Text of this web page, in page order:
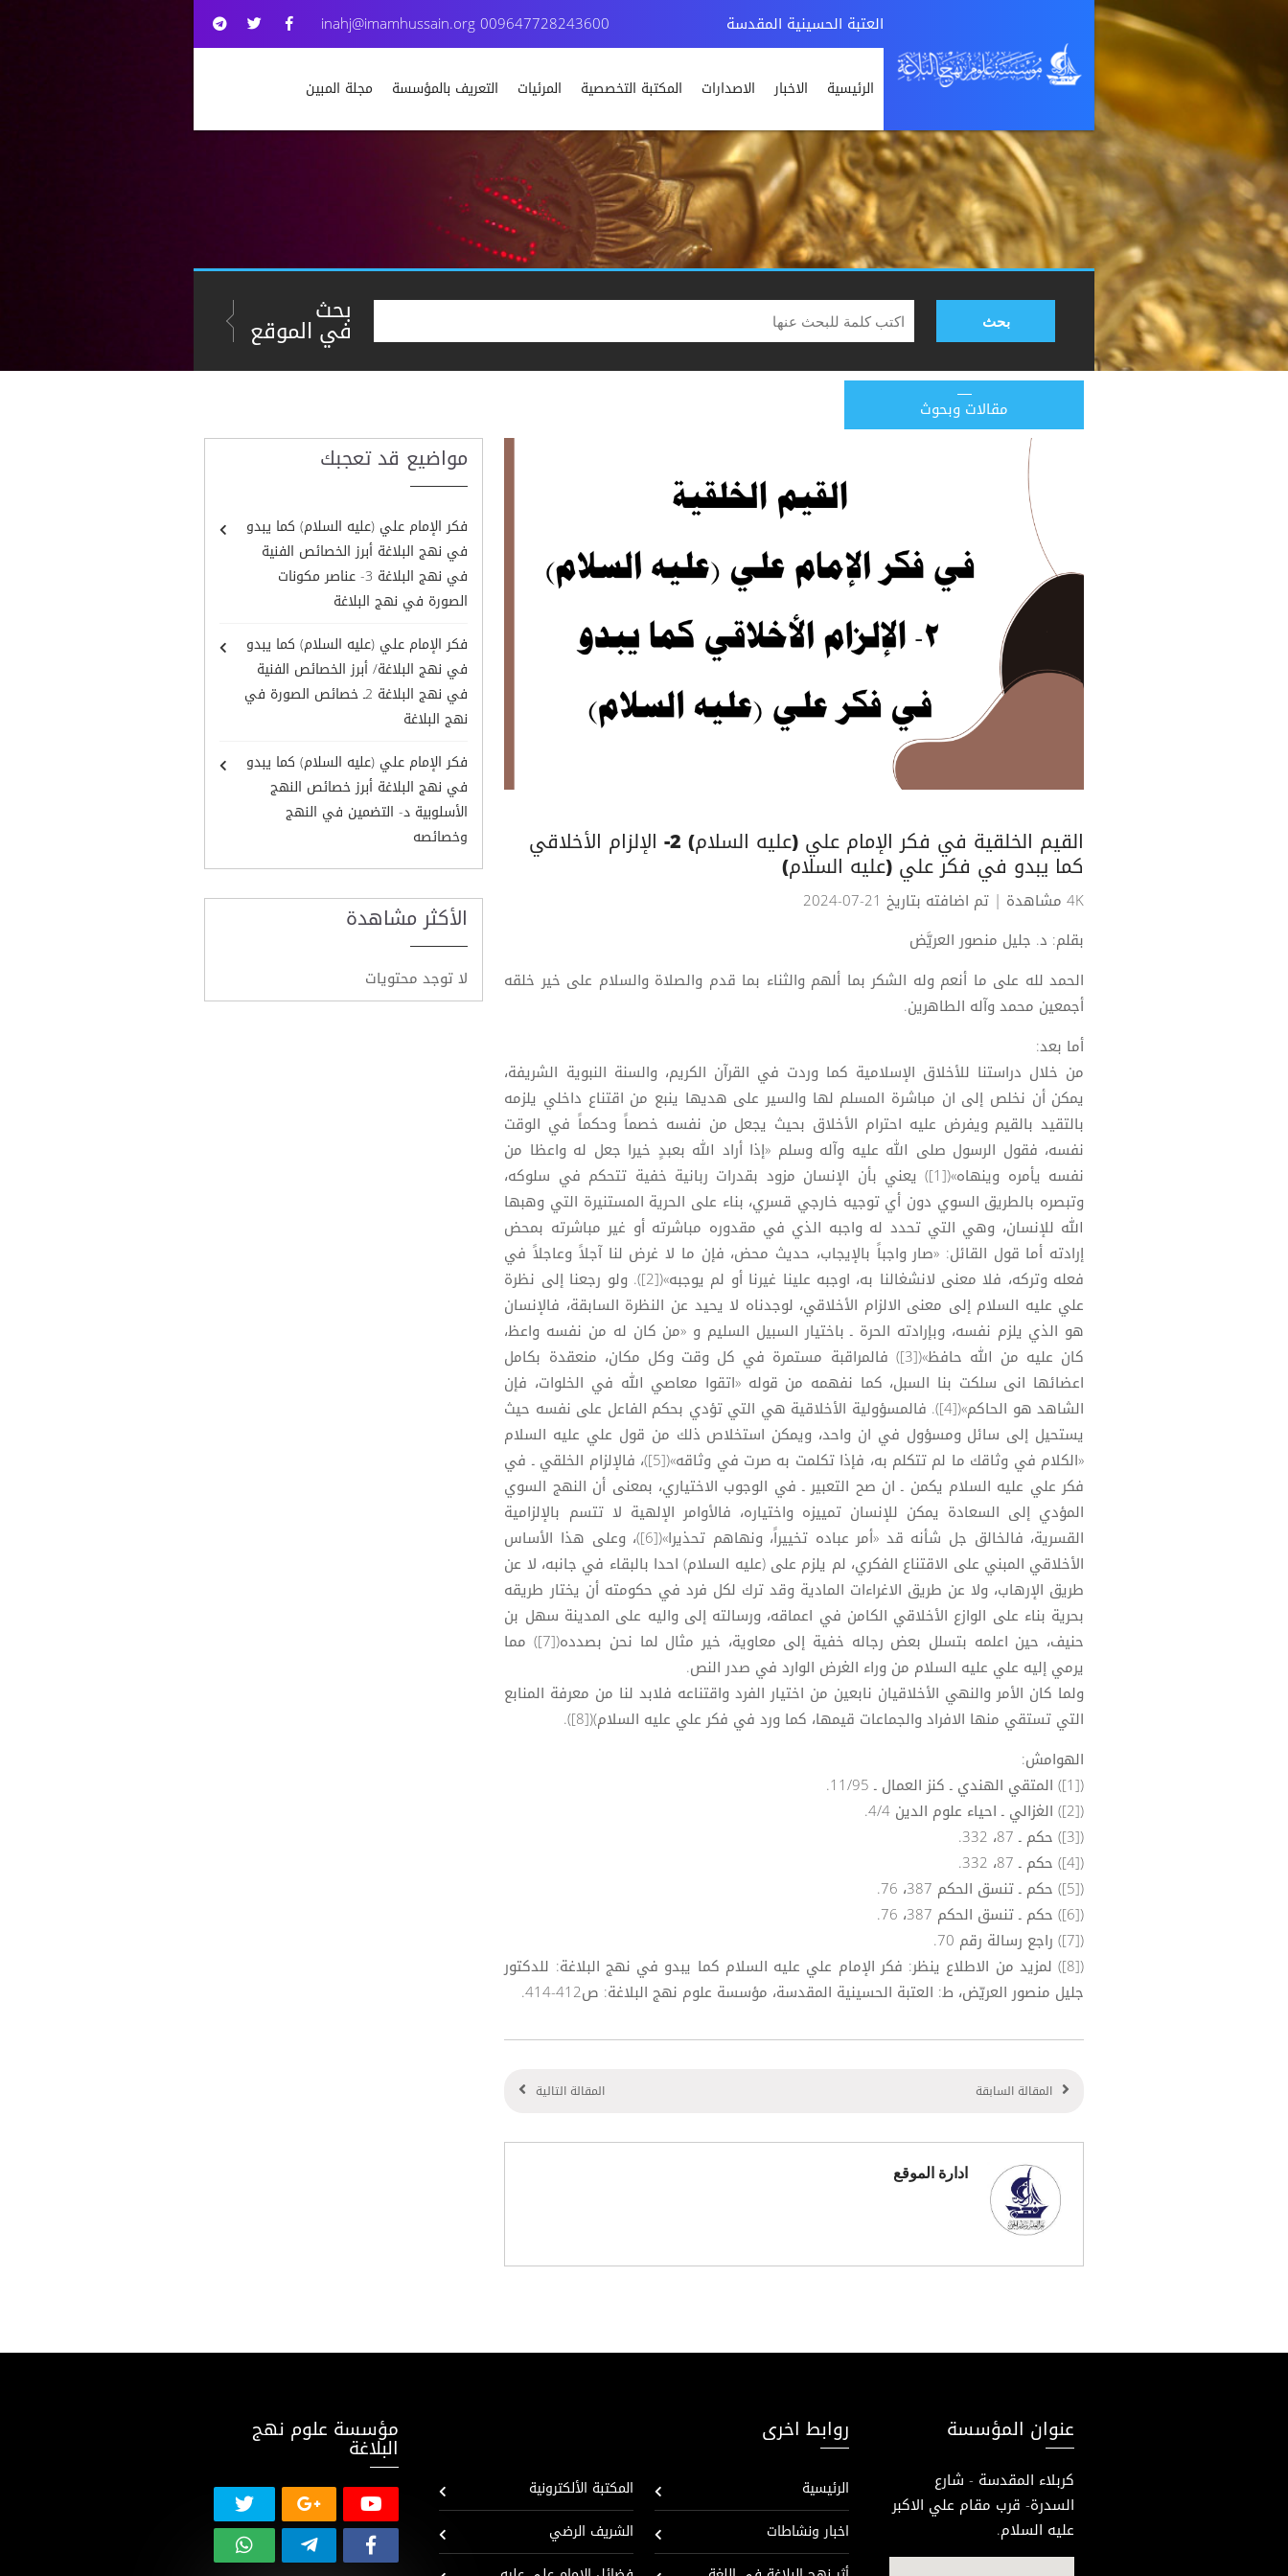
العتبة الحسينية المقدسة 009647728243600
inahj@imamhussain.org
الرئيسية الاخبار الاصدارات المكتبة التخصصية المرئيات التعريف بالمؤسسة مجلة المبين
بحث بحث
في الموقع
مقالات وبحوث
القيم الخلقية في فكر الإمام علي (عليه السلام) 2- الإلزام الأخلاقي
كما يبدو في فكر علي (عليه السلام)
4K مشاهدة
| تم اضافته بتاريخ 21-07-2024
بقلم: د. جليل منصور العريَّض
الحمد لله على ما أنعم وله الشكر بما ألهم والثناء بما قدم والصلاة والسلام على خير خلقه
أجمعين محمد وآله الطاهرين.
أما بعد:
من خلال دراستنا للأخلاق الإسلامية كما وردت في القرآن الكريم، والسنة النبوية الشريفة،
يمكن أن نخلص إلى ان مباشرة المسلم لها والسير على هديها ينبع من اقتناع داخلي يلزمه
بالتقيد بالقيم ويفرض عليه احترام الأخلاق بحيث يجعل من نفسه خصماً وحكماً في الوقت
نفسه، فقول الرسول صلى الله عليه وآله وسلم «إذا أراد الله بعبدٍ خيرا جعل له واعظا من
نفسه يأمره وينهاه»([1]) يعني بأن الإنسان مزود بقدرات ربانية خفية تتحكم في سلوكه،
وتبصره بالطريق السوي دون أي توجيه خارجي قسري، بناء على الحرية المستنيرة التي وهبها
الله للإنسان، وهي التي تحدد له واجبه الذي في مقدوره مباشرته أو غير مباشرته بمحض
إرادته أما قول القائل: «صار واجباً بالإيجاب، حديث محض، فإن ما لا غرض لنا آجلاً وعاجلاً في
فعله وتركه، فلا معنى لانشغالنا به، اوجبه علينا غيرنا أو لم يوجبه»([2]). ولو رجعنا إلى نظرة
علي عليه السلام إلى معنى الالزام الأخلاقي، لوجدناه لا يحيد عن النظرة السابقة، فالإنسان
هو الذي يلزم نفسه، وبإرادته الحرة ـ باختيار السبيل السليم و «من كان له من نفسه واعظ،
كان عليه من الله حافظ»([3]) فالمراقبة مستمرة في كل وقت وكل مكان، منعقدة بكامل
اعضائها انى سلكت بنا السبل، كما نفهمه من قوله «اتقوا معاصي الله في الخلوات، فإن
الشاهد هو الحاكم»([4]). فالمسؤولية الأخلاقية هي التي تؤدي بحكم الفاعل على نفسه حيث
يستحيل إلى سائل ومسؤول في ان واحد، ويمكن استخلاص ذلك من قول علي عليه السلام
«الكلام في وثاقك ما لم تتكلم به، فإذا تكلمت به صرت في وثاقه»([5])، فالإلزام الخلقي ـ في
فكر علي عليه السلام يكمن ـ ان صح التعبير ـ في الوجوب الاختياري، بمعنى أن النهج السوي
المؤدي إلى السعادة يمكن للإنسان تمييزه واختياره، فالأوامر الإلهية لا تتسم بالإلزامية
القسرية، فالخالق جل شأنه قد «أمر عباده تخييراً، ونهاهم تحذيرا»([6])، وعلى هذا الأساس
الأخلاقي المبني على الاقتناع الفكري، لم يلزم على (عليه السلام) احدا بالبقاء في جانبه، لا عن
طريق الإرهاب، ولا عن طريق الاغراءات المادية وقد ترك لكل فرد في حكومته أن يختار طريقه
بحرية بناء على الوازع الأخلاقي الكامن في اعماقه، ورسالته إلى واليه على المدينة سهل بن
حنيف، حين اعلمه بتسلل بعض رجاله خفية إلى معاوية، خير مثال لما نحن بصدده([7]) مما
يرمي إليه علي عليه السلام من وراء الغرض الوارد في صدر النص.
ولما كان الأمر والنهي الأخلاقيان نابعين من اختيار الفرد واقتناعه فلابد لنا من معرفة المنابع
التي تستقي منها الافراد والجماعات قيمها، كما ورد في فكر علي عليه السلام)([8]).
الهوامش:
([1]) المتقي الهندي ـ كنز العمال ـ 11/95.
([2]) الغزالي ـ احياء علوم الدين 4/4.
([3]) حكم ـ 87، 332.
([4]) حكم ـ 87، 332.
([5]) حكم ـ تنسق الحكم 387، 76.
([6]) حكم ـ تنسق الحكم 387، 76.
([7]) راجع رسالة رقم 70.
([8]) لمزيد من الاطلاع ينظر: فكر الإمام علي عليه السلام كما يبدو في نهج البلاغة: للدكتور
جليل منصور العريّض، ط: العتبة الحسينية المقدسة، مؤسسة علوم نهج البلاغة: ص412-414.
المقالة السابقة المقالة التالية
ادارة الموقع
مواضيع قد تعجبك
فكر الإمام علي (عليه السلام) كما يبدو
في نهج البلاغة أبرز الخصائص الفنية
في نهج البلاغة 3- عناصر مكونات
الصورة في نهج البلاغة
فكر الإمام علي (عليه السلام) كما يبدو
في نهج البلاغة/ أبرز الخصائص الفنية
في نهج البلاغة 2ـ خصائص الصورة في
نهج البلاغة
فكر الإمام علي (عليه السلام) كما يبدو
في نهج البلاغة أبرز خصائص النهج
الأسلوبية د- التضمين في النهج
وخصائصه
الأكثر مشاهدة
لا توجد محتويات
عنوان المؤسسة
كربلاء المقدسة - شارع
السدرة- قرب مقام علي الاكبر
عليه السلام.
روابط اخرى
الرئيسية
اخبار ونشاطات
المكتبة الألكترونية
الشريف الرضي
مؤسسة علوم نهج
البلاغة